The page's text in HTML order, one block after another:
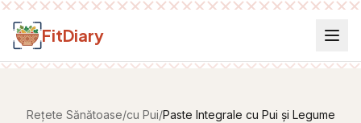
Salt la conținut
FitDiary
Rețete Sănătoase/cu Pui/Paste Integrale cu Pui și Legume